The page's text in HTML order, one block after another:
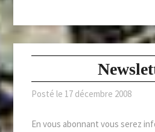
Posté le 17 décembre 2008
En vous abonnant vous serez